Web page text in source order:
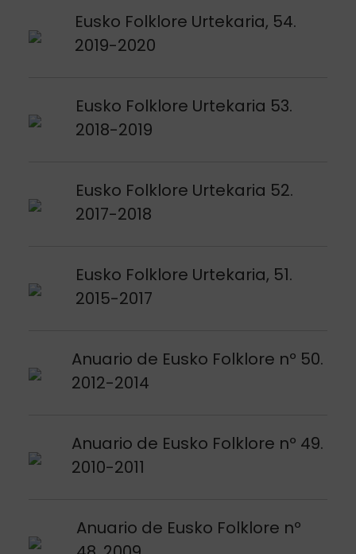
Eusko Folklore Urtekaria, 54.
2019-2020
Argitalpena ikusi
Eusko Folklore Urtekaria 53.
2018-2019
Argitalpena ikusi
Eusko Folklore Urtekaria 52.
2017-2018
Argitalpena ikusi
Eusko Folklore Urtekaria, 51.
2015-2017
Argitalpena ikusi
Anuario de Eusko Folklore nº 50.
2012-2014
Argitalpena ikusi
Anuario de Eusko Folklore nº 49.
2010-2011
Argitalpena ikusi
Anuario de Eusko Folklore nº
Argitalpena ikusi